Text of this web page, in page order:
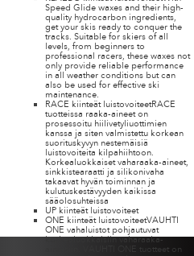
Speed Glide waxes and their high-
quality hydrocarbon ingredients,
get your skis ready to conquer the
tracks. Suitable for skiers of all
levels, from beginners to
professional racers, these waxes not
only provide reliable performance
in all weather conditions but can
also be used for effective ski
maintenance.
RACE kiinteät luistovoiteetRACE
tuotteissa raaka-aineet on
prosessoitu hiilivetyliuottimien
kanssa ja siten valmistettu korkean
suorituskyvyn nestemäisiä
luistovoiteita kilpahiihtoon.
Korkealuokkaiset vaharaaka-aineet,
sinkkistearaatti ja silikonivaha
takaavat hyvän toiminnan ja
kulutuskestävyyden kaikissa
sääolosuhteissa
UP kiinteät luistovoiteet
ONE kiinteät luistovoiteetVAUHTI
ONE vahaluistot pohjautuvat
korkealuokkaisiin vaharaaka-
aineisiin. VAUHTI ONE tuotteet on